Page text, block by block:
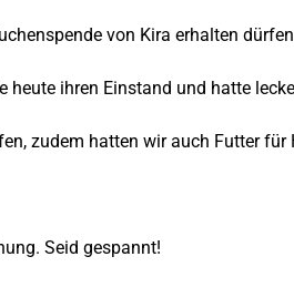
von Kira erhalten
heute ihren Einstand und hatte
zudem hatten wir auch Futter
Seid gespannt!